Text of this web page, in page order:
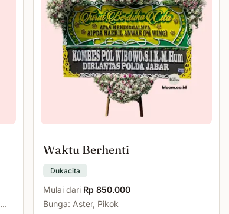
Waktu Berhenti
Dukacita
Mulai dari Rp 850.000
Bunga: Aster, Pikok